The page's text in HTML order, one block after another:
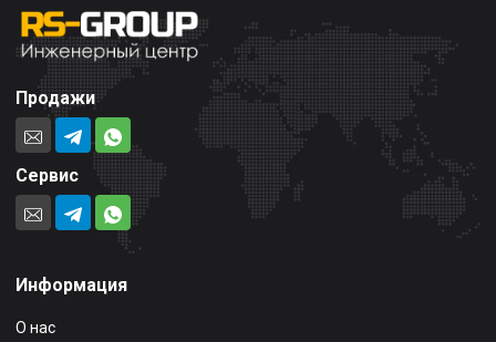
Продажи
Сервис
Информация
О нас